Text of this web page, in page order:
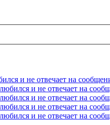
и не отвечает на
и не отвечает на
и не отвечает на
и не отвечает на
и не отвечает на